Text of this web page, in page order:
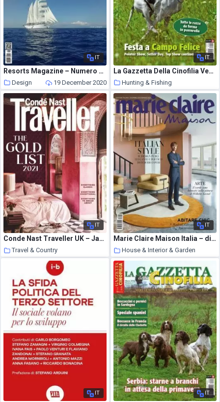
IT
Resorts Magazine – Numero 92 2020
Design 19 December 2020
IT
La Gazzetta Della Cinofilia Venatoria – Settembre 2018
Hunting & Fishing
19 December 2020
IT
Conde Nast Traveller UK – January 2021
Travel & Country
18 December 2020
IT
Marie Claire Maison Italia – dicembre 2020
House & Interior & Garden
IT IT